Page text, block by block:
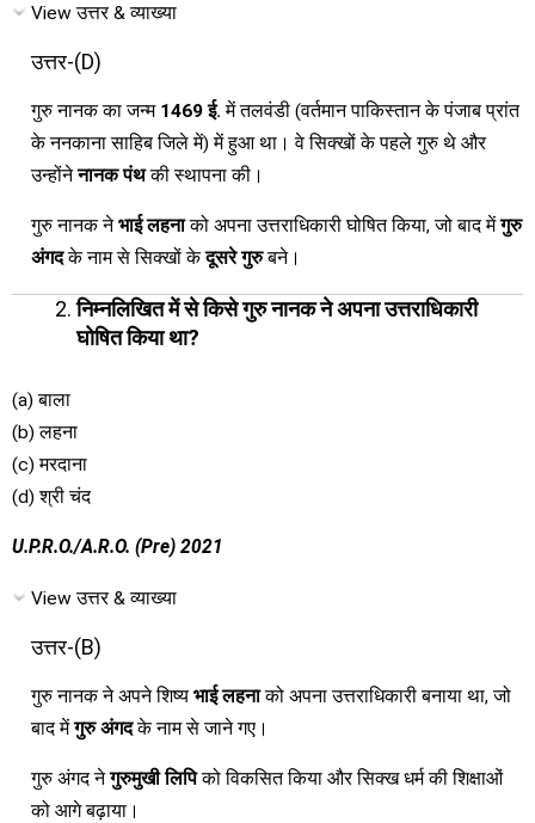
View उत्तर & व्याख्या
उत्तर-(D)
गुरु नानक का जन्म 1469 ई. में तलवंडी (वर्तमान पाकिस्तान के पंजाब प्रांत
के ननकाना साहिब जिले में) में हुआ था। वे सिक्खों के पहले गुरु थे और
उन्होंनेनानक पंथकी स्थापना की।
गुरु नानक नेभाई लहनाको अपना उत्तराधिकारी घोषित किया, जो बाद मेंगुरु
अंगदके नाम से सिक्खों केदूसरे गुरुबने।
निम्नलिखित में से किसे गुरु नानक ने अपना उत्तराधिकारी
घोषित किया था?
(a) बाला
(b) लहना
(c) मरदाना
(d) श्री चंद
U.P.R.O./A.R.O. (Pre) 2021
View उत्तर & व्याख्या
उत्तर-(B)
गुरु नानक ने अपने शिष्य भाई लहनाको अपना उत्तराधिकारी बनाया था, जो
बाद मेंगुरु अंगदके नाम से जाने गए।
गुरु अंगद नेगुरुमुखी लिपिको विकसित किया और सिक्ख धर्म की शिक्षाओं
को आगे बढ़ाया।